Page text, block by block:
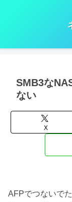
SMB3な
ない
X
AFPでつないで